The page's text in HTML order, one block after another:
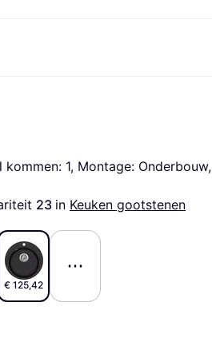
Alle categorieën
1, Montage: Onderbouw,
23 in Keuken gootstenen
€ 125,42